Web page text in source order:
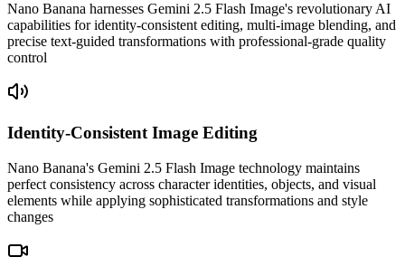
Nano Banana harnesses Gemini 2.5 Flash Image's revolutionary AI
capabilities for identity-consistent editing, multi-image blending, and
precise text-guided transformations with professional-grade quality
control
Identity-Consistent Image Editing
Nano Banana's Gemini 2.5 Flash Image technology maintains
perfect consistency across character identities, objects, and visual
elements while applying sophisticated transformations and style
changes